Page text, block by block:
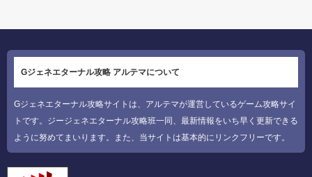
Gジェネエターナル攻略 アルテマについて
Gジェネエターナル攻略サイトは、アルテマが運営しているゲーム攻略サイ
トです。ジージェネエターナル攻略班一同、最新情報をいち早く更新できる
ように努めてまいります。また、当サイトは基本的にリンクフリーです。